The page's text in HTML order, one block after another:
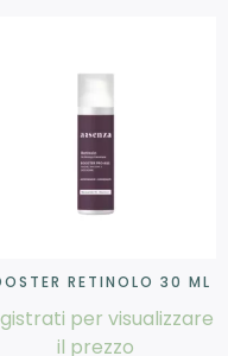
RETINOLO 30 ML
per visualizzare
il prezzo